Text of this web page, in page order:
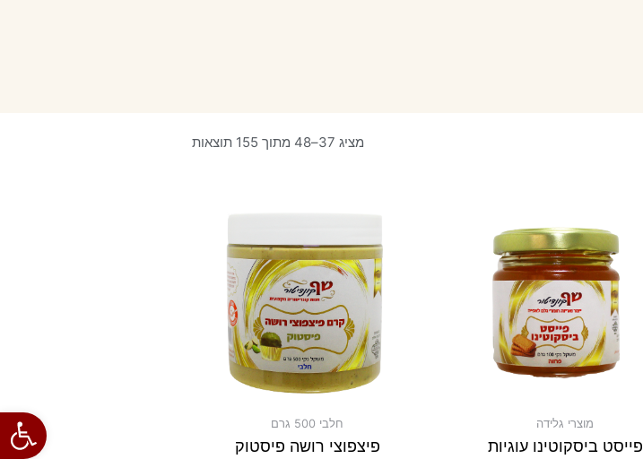
פתח
מציג 37–48 מתוך 155 תוצאות
מוצרי גלידה
פייסט ביסקוטינו עוגיות
חלבי 500 גרם
פיצפוצי רושה פיסטוק